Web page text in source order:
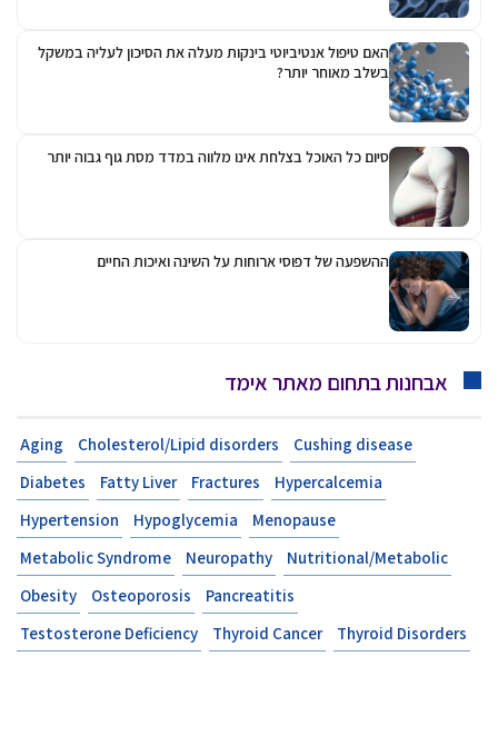
האם טיפול אנטיביוטי בינקות מעלה את הסיכון לעליה במשקל
בשלב מאוחר יותר?
סיום כל האוכל בצלחת אינו מלווה במדד מסת גוף גבוה יותר
ההשפעה של דפוסי ארוחות על השינה ואיכות החיים
אבחנות בתחום מאתר אימד
Aging Cholesterol/Lipid disorders
Cushing disease
Diabetes
Fatty Liver Fractures
Hypercalcemia
Hypertension
Hypoglycemia
Menopause
Metabolic Syndrome
Neuropathy
Nutritional/Metabolic
Obesity
Osteoporosis
Pancreatitis
Testosterone Deficiency
Thyroid Cancer Thyroid Disorders